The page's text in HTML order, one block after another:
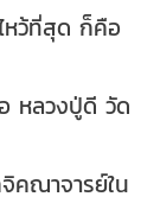
หว้ที่สุด ก็คือ
หลวงปู่ดี วัด
คณาจารย์ใน